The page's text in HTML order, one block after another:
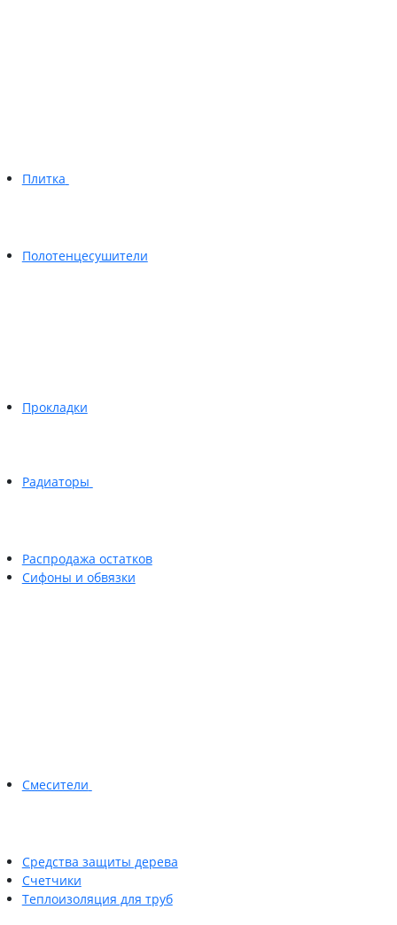
Плитка
Полотенцесушители
Прокладки
Радиаторы
Распродажа остатков
Сифоны и обвязки
Смесители
Средства защиты дерева
Счетчики
Теплоизоляция для труб